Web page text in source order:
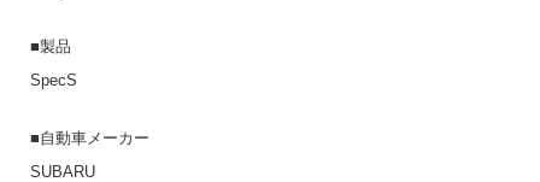
■製品
SpecS
■自動車メーカー
SUBARU